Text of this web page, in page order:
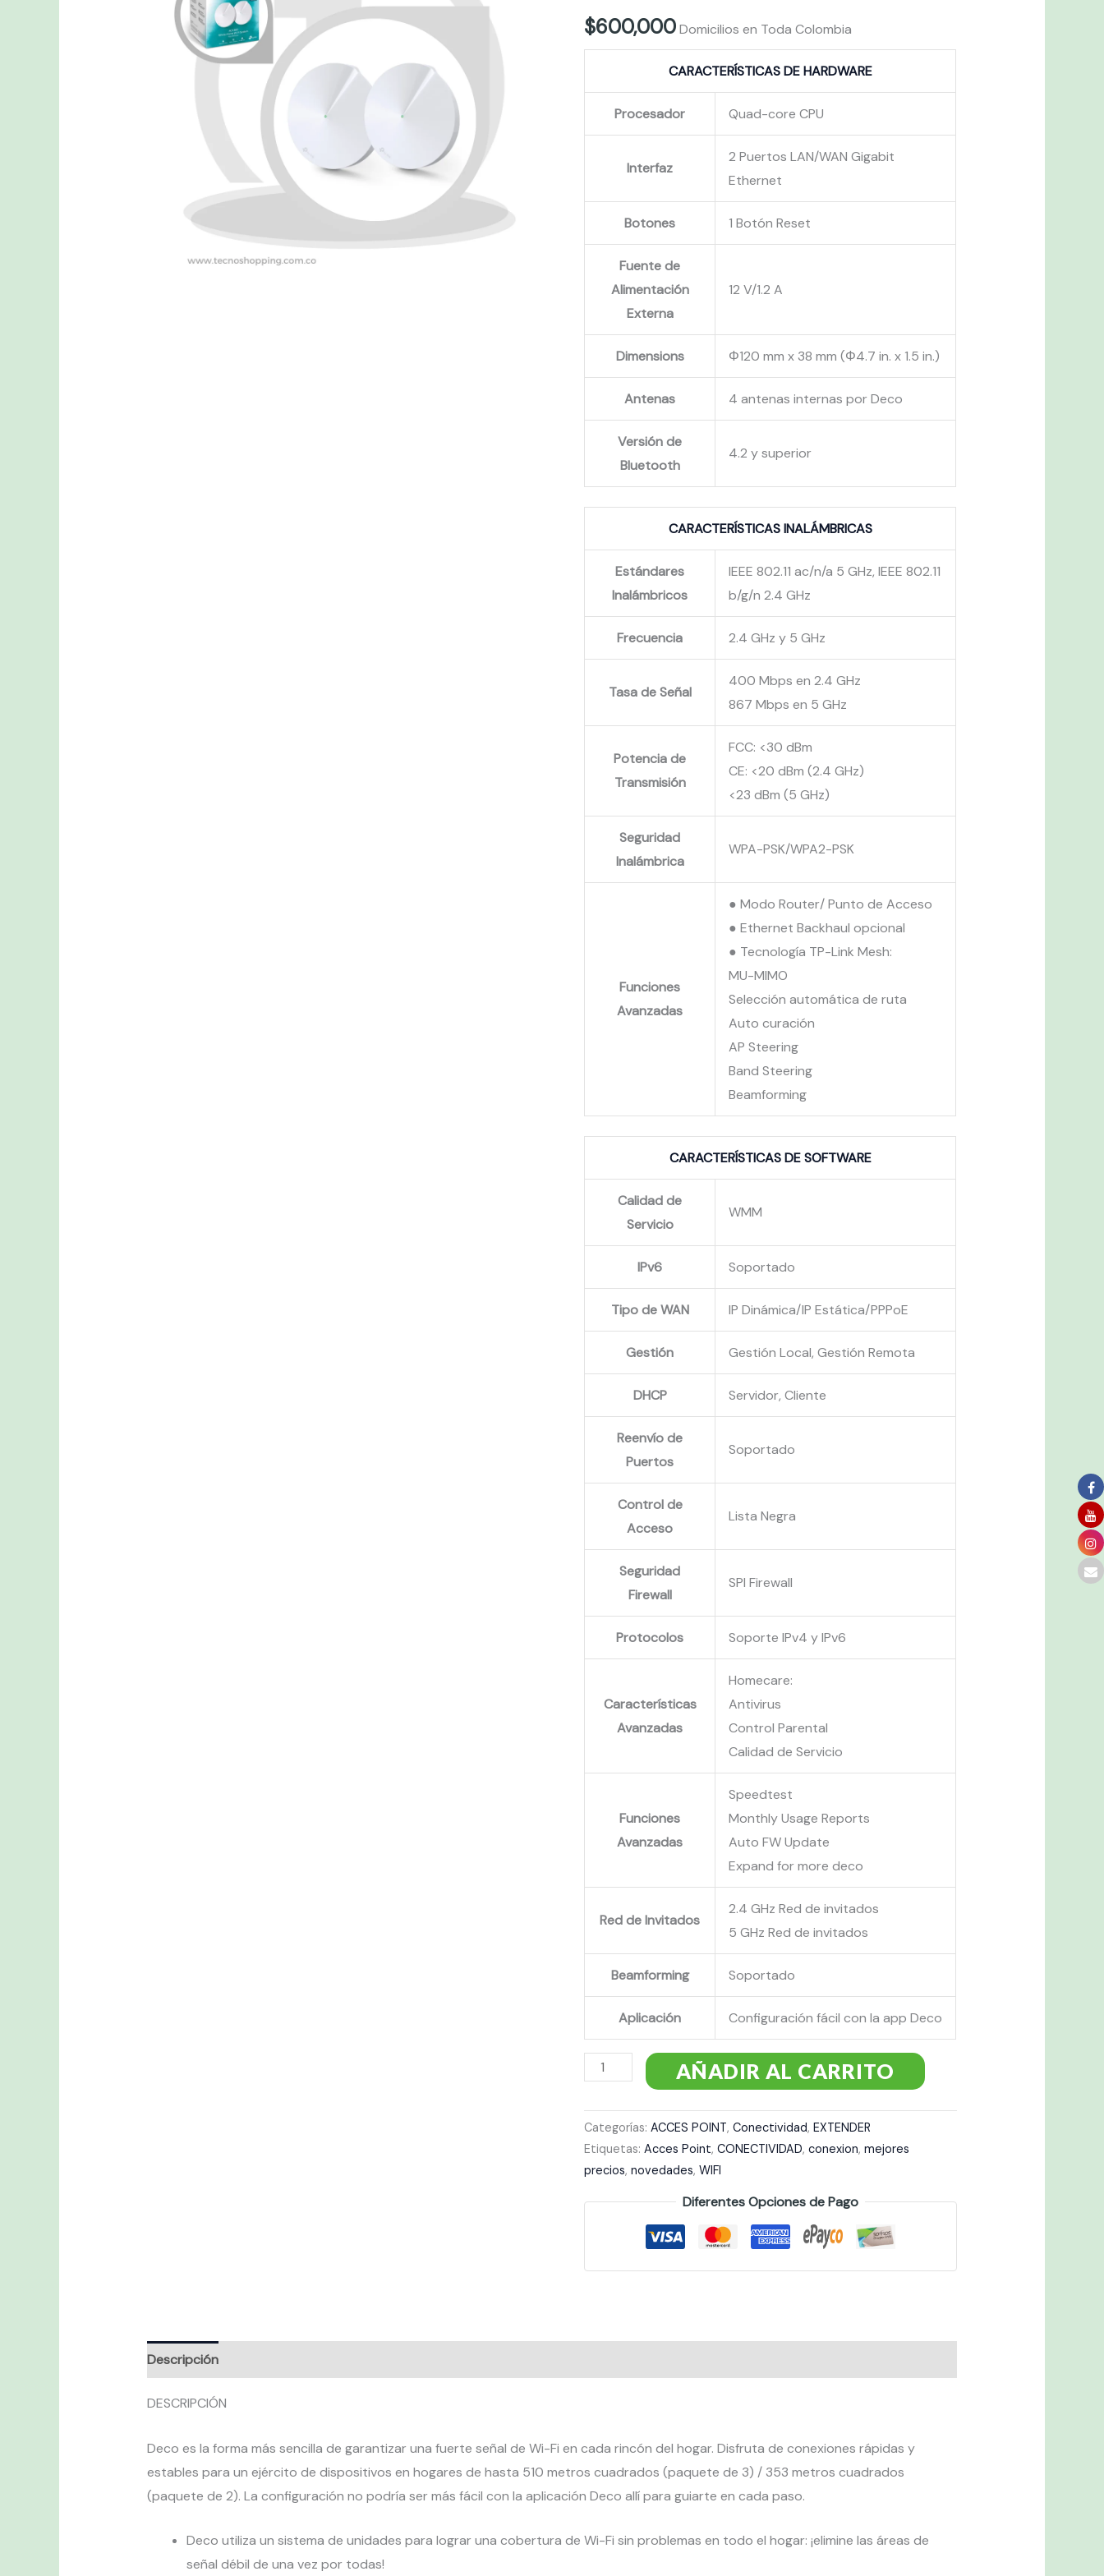
$600,000 Domicilios en Toda Colombia
CARACTERÍSTICAS DE HARDWARE
Procesador Quad-core CPU
Interfaz
2 Puertos LAN/WAN Gigabit
Ethernet
Botones 1 Botón Reset
Fuente de
Alimentación
Externa
12 V/1.2 A
Dimensions Φ120 mm x 38 mm (Φ4.7 in. x 1.5 in.)
Antenas 4 antenas internas por Deco
Versión de
Bluetooth
4.2 y superior
CARACTERÍSTICAS INALÁMBRICAS
Estándares
Inalámbricos
IEEE 802.11 ac/n/a 5 GHz, IEEE 802.11
b/g/n 2.4 GHz
Frecuencia 2.4 GHz y 5 GHz
Tasa de Señal
400 Mbps en 2.4 GHz
867 Mbps en 5 GHz
Potencia de
Transmisión
FCC: <30 dBm
CE: <20 dBm (2.4 GHz)
<23 dBm (5 GHz)
Seguridad
Inalámbrica
WPA-PSK/WPA2-PSK
Funciones
Avanzadas
● Modo Router/ Punto de Acceso
● Ethernet Backhaul opcional
● Tecnología TP-Link Mesh:
MU-MIMO
Selección automática de ruta
Auto curación
AP Steering
Band Steering
Beamforming
CARACTERÍSTICAS DE SOFTWARE
Calidad de
Servicio
WMM
IPv6 Soportado
Tipo de WAN IP Dinámica/IP Estática/PPPoE
Gestión Gestión Local, Gestión Remota
DHCP Servidor, Cliente
Reenvío de
Puertos
Soportado
Control de
Acceso
Lista Negra
Seguridad
Firewall
SPI Firewall
Protocolos Soporte IPv4 y IPv6
Características
Avanzadas
Homecare:
Antivirus
Control Parental
Calidad de Servicio
Funciones
Avanzadas
Speedtest
Monthly Usage Reports
Auto FW Update
Expand for more deco
Red de Invitados
2.4 GHz Red de invitados
5 GHz Red de invitados
Beamforming Soportado
Aplicación Configuración fácil con la app Deco
PACK-
2
AÑADIR AL CARRITO
Categorías:ACCES POINT,Conectividad,EXTENDER
Etiquetas:Acces Point,CONECTIVIDAD,conexion,mejores
precios,novedades,WIFI
Diferentes Opciones de Pago
Descripción
DESCRIPCIÓN
Deco es la forma más sencilla de garantizar una fuerte señal de Wi-Fi en cada rincón del hogar. Disfruta de conexiones rápidas y
estables para un ejército de dispositivos en hogares de hasta 510 metros cuadrados (paquete de 3) / 353 metros cuadrados
(paquete de 2). La configuración no podría ser más fácil con la aplicación Deco allí para guiarte en cada paso.
Deco utiliza un sistema de unidades para lograr una cobertura de Wi-Fi sin problemas en todo el hogar: ¡elimine las áreas de
señal débil de una vez por todas!